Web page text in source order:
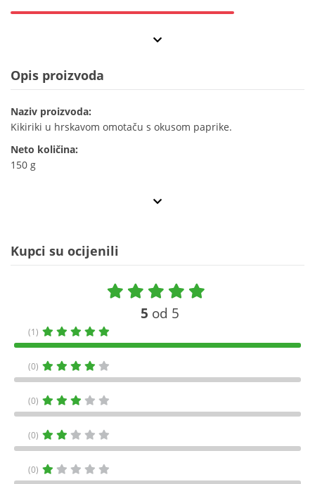
Opis proizvoda
Naziv proizvoda:
Kikiriki u hrskavom omotaču s okusom paprike.
Neto količina:
150 g
Kupci su ocijenili
5 od 5
(1)
(0)
(0)
(0)
(0)